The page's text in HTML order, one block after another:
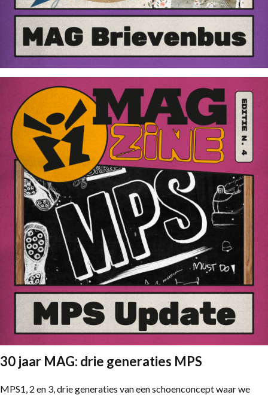
30 jaar MAG: drie generaties MPS
MPS1, 2 en 3, drie generaties van een schoenconcept waar we